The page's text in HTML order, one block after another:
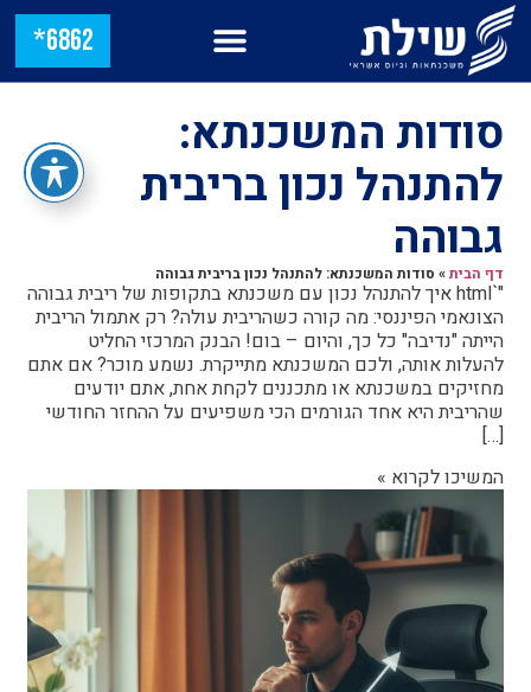
6862*
סודות המשכנתא:
להתנהל נכון בריבית
גבוהה
דף הבית» סודות המשכנתא: להתנהל נכון בריבית גבוהה
"`html איך להתנהל נכון עם משכנתא בתקופות של ריבית גבוהה
הצונאמי הפיננסי: מה קורה כשהריבית עולה? רק אתמול הריבית
הייתה "נדיבה" כל כך, והיום – בום! הבנק המרכזי החליט
להעלות אותה, ולכם המשכנתא מתייקרת. נשמע מוכר? אם אתם
מחזיקים במשכנתא או מתכננים לקחת אחת, אתם יודעים
שהריבית היא אחד הגורמים הכי משפיעים על ההחזר החודשי
[…]
המשיכו לקרוא »